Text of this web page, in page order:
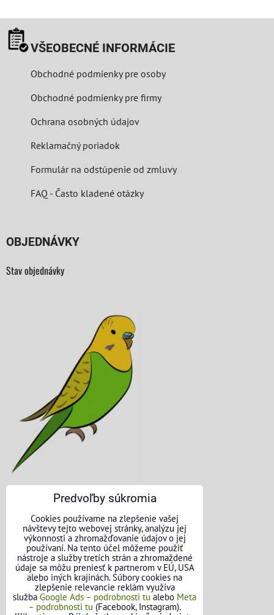
VŠEOBECNÉ INFORMÁCIE
Obchodné podmienky pre osoby
Obchodné podmienky pre firmy
Ochrana osobných údajov
Reklamačný poriadok
Formulár na odstúpenie od zmluvy
FAQ - Často kladené otázky
OBJEDNÁVKY
Stav objednávky
KONTAKTNÉ ÚDAJE
O nás
Kontakt
Požičovňa náradia
Názory našich zákazníkov
Predvoľby súkromia
Cookies používame na zlepšenie vašej
návštevy tejto webovej stránky, analýzu jej
výkonnosti a zhromažďovanie údajov o jej
používaní. Na tento účel môžeme použiť
nástroje a služby tretích strán a zhromaždené
údaje sa môžu preniesť k partnerom v EÚ, USA
alebo iných krajinách. Súbory cookies na
zlepšenie relevancie reklám využíva
služba Google Ads – podrobnosti tu alebo Meta
– podrobnosti tu (Facebook, Instagram).